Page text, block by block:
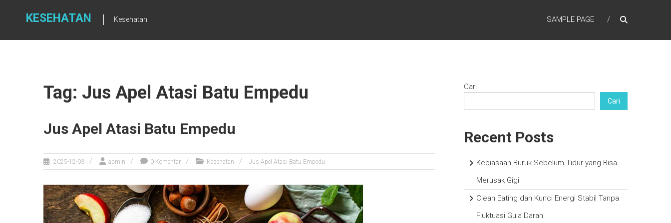
KESEHATAN Kesehatan SAMPLE PAGE
Tag: Jus Apel Atasi Batu Empedu
Jus Apel Atasi Batu Empedu
2025-12-03 admin 0 Komentar Kesehatan Jus Apel Atasi Batu Empedu
Cari
Cari
Recent Posts
Kebiasaan Buruk Sebelum Tidur yang Bisa
Merusak Gigi
Clean Eating dan Kunci Energi Stabil Tanpa
Fluktuasi Gula Darah